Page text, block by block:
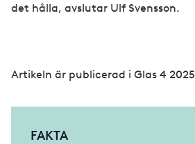
det hålla, avslutar Ulf Svensson.
Artikeln är publicerad i Glas 4 2025
FAKTA